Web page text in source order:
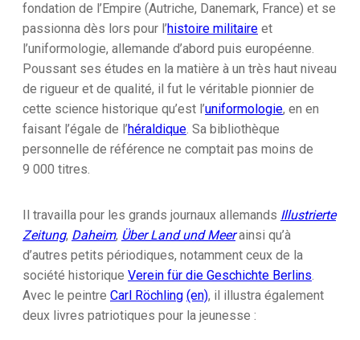
fondation de l’Empire (Autriche, Danemark, France) et se
passionna dès lors pour l’histoire militaire et
l’uniformologie, allemande d’abord puis européenne.
Poussant ses études en la matière à un très haut niveau
de rigueur et de qualité, il fut le véritable pionnier de
cette science historique qu’est l’uniformologie, en en
faisant l’égale de l’héraldique. Sa bibliothèque
personnelle de référence ne comptait pas moins de
9 000 titres.
Il travailla pour les grands journaux allemands Illustrierte
Zeitung, Daheim, Über Land und Meerainsi qu’à
d’autres petits périodiques, notamment ceux de la
société historique Verein für die Geschichte Berlins.
Avec le peintre Carl Röchling (en), il illustra également
deux livres patriotiques pour la jeunesse :